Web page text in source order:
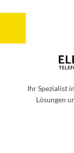
Ihr Spezialist
Lösungen